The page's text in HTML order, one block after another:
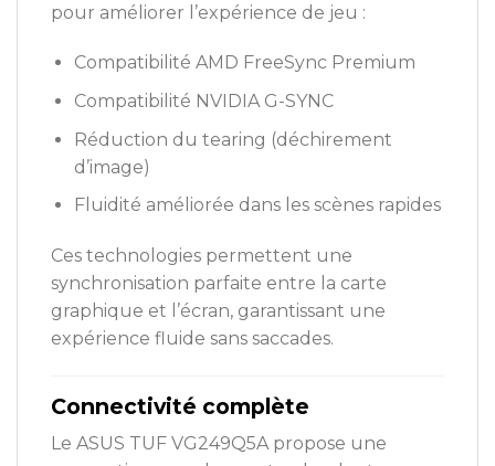
pour améliorer l’expérience de jeu :
Compatibilité AMD FreeSync Premium
Compatibilité NVIDIA G-SYNC
Réduction du tearing (déchirement
d’image)
Fluidité améliorée dans les scènes rapides
Ces technologies permettent une
synchronisation parfaite entre la carte
graphique et l’écran, garantissant une
expérience fluide sans saccades.
Connectivité complète
Le ASUS TUF VG249Q5A propose une